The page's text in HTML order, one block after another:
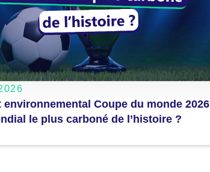
environnemental Coupe du monde 2026
le plus carboné de l’histoire ?